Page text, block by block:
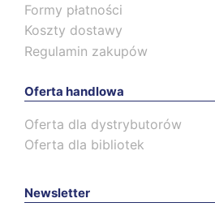
Formy płatności
Koszty dostawy
Regulamin zakupów
Oferta handlowa
Oferta dla dystrybutorów
Oferta dla bibliotek
Newsletter